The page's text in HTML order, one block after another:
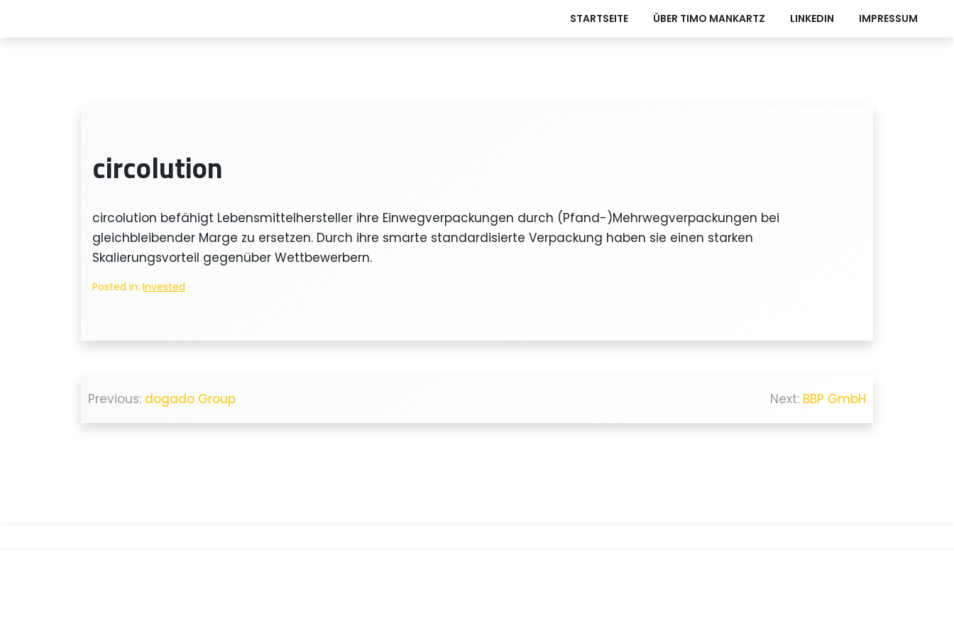
STARTSEITE ÜBER TIMO MANKARTZ LINKEDIN IMPRESSUM
circolution
circolution befähigt Lebensmittelhersteller ihre Einwegverpackungen durch (Pfand-)Mehrwegverpackungen bei
gleichbleibender Marge zu ersetzen. Durch ihre smarte standardisierte Verpackung haben sie einen starken
Skalierungsvorteil gegenüber Wettbewerbern.
Posted in: Invested
Beitragsnavigation
Previous: dogado Group Next: BBP GmbH